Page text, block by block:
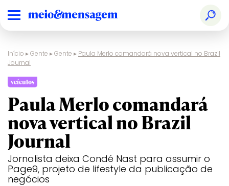
Início ▸Gente ▸Gente ▸ Paula Merlo comandará nova vertical no Brazil
Journal
veículos
Paula Merlo comandará
nova vertical no Brazil
Journal
Jornalista deixa Condé Nast para assumir o
Page9, projeto de lifestyle da publicação de
negócios